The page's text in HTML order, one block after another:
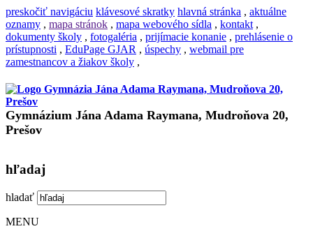
preskočiť navigáciu klávesové skratky hlavná stránka , aktuálne
oznamy , mapa stránok , mapa webového sídla , kontakt ,
dokumenty školy , fotogaléria , prijímacie konanie , prehlásenie o
prístupnosti , EduPage GJAR , úspechy , webmail pre
zamestnancov a žiakov školy ,
Gymnázium Jána Adama Raymana, Mudroňova 20,
Prešov
hľadaj
hladať
MENU